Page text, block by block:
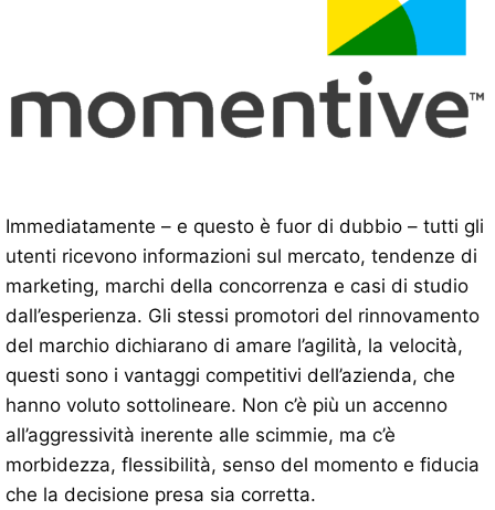
Immediatamente – e questo è fuor di dubbio – tutti gli
utenti ricevono informazioni sul mercato, tendenze di
marketing, marchi della concorrenza e casi di studio
dall’esperienza. Gli stessi promotori del rinnovamento
del marchio dichiarano di amare l’agilità, la velocità,
questi sono i vantaggi competitivi dell’azienda, che
hanno voluto sottolineare. Non c’è più un accenno
all’aggressività inerente alle scimmie, ma c’è
morbidezza, flessibilità, senso del momento e fiducia
che la decisione presa sia corretta.